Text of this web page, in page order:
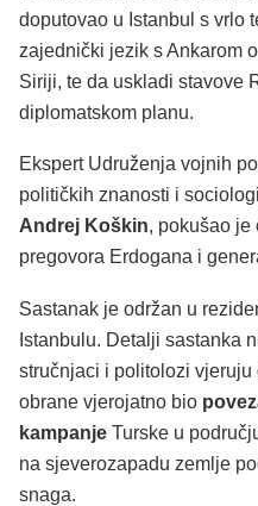
doputovao u Istanbul s vrlo
zajednički jezik s Ankarom
Siriji, te da uskladi stavove
diplomatskom planu.
Ekspert Udruženja vojnih
političkih znanosti i
Andrej Koškin, pokušao je
pregovora Erdogana i
Sastanak je održan u
Istanbulu. Detalji sastanka
stručnjaci i politolozi
obrane vjerojatno bio
kampanje Turske u
na sjeverozapadu zemlje
snaga.